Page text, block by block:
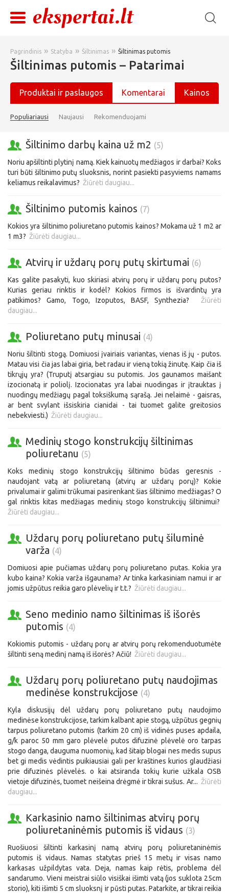
Pagrindinis » Statyba » Šiltinimas » Šiltinimas putomis
Šiltinimas putomis – Patarimai
Produktai ir paslaugos Komentarai Kainos
Populiariausi Naujausi Rekomenduojami
Šiltinimo darbų kaina už m2 (5)
Noriu apšiltinti plytinį namą. Kiek kainuotų medžiagos ir darbai? Koks
turi būti šiltinimo putų sluoksnis, norint pasiekti pasyviems namams
keliamus reikalavimus? Žiūrėti daugiau...
Šiltinimo putomis kainos (7)
Kokios yra šiltinimo poliuretano putomis kainos? Mokama už 1 m2 ar
1 m3? Žiūrėti daugiau...
Atvirų ir uždarų porų putų skirtumai (6)
Kas galite pasakyti, kuo skiriasi atvirų porų ir uždarų porų putos?
Kurias geriau rinktis ir kodėl? Kokios firmos is išvardintų yra
patikimos? Gamo, Togo, Izoputos, BASF, Synthezia? Žiūrėti
daugiau...
Poliuretano putų minusai (4)
Noriu šiltinti stogą. Domiuosi įvairiais variantas, vienas iš jų - putos.
Matau visi čia jas labai giria, bet radau ir vieną tokią žinutę. Kaip čia iš
tikrųjų yra? (Truputį atsargiau su putomis. Jos gaunamos maišant
izocionatą ir poliolį. Izocionatas yra labai nuodingas ir įtrauktas į
nuodingų medžiagų pagal toksiškumą sąrašą. Jei nelaimė - gaisras,
ar bent svylant išsiskiria cianidai - tai tuomet galite greitosios
nebekviesti.) Žiūrėti daugiau...
Medinių stogo konstrukcijų šiltinimas
poliuretanu (5)
Koks medinių stogo konstrukcijų šiltinimo būdas geresnis -
naudojant vatą ar poliuretaną (atvirų ar uždarų porų)? Kokie
privalumai ir galimi trūkumai pasirenkant šias šiltinimo medžiagas? O
gal rinktis kitas medžiagas medinių stogo konstrukcijų šiltinimui?
Žiūrėti daugiau...
Uždarų porų poliuretano putų šiluminė
varža (4)
Domiuosi apie pučiamas uždarų porų poliuretano putas. Kokia yra
kubo kaina? Kokia varža išgaunama? Ar tinka karkasiniam namui ir ar
jomis užpūtus reikia garo plėvelių ir t.t.? Žiūrėti daugiau...
Seno medinio namo šiltinimas iš išorės
putomis (4)
Kokiomis putomis - uždarų porų ar atvirų porų rekomenduotumėte
šiltinti seną medinį namą iš išorės? Ačiū! Žiūrėti daugiau...
Uždarų porų poliuretano putų naudojimas
medinėse konstrukcijose (4)
Kyla diskusijų dėl uždarų porų poliuretano putų naudojimo
medinėse konstrukcijose, tarkim kalbant apie stogą, užpūtus gegnių
tarpus poliuretano putomis (tarkim 20 cm) iš vidinės puses apdaila,
g/k paroc 50 mm garo plėvelė putos difuzinė plėvelė oro tarpas
stogo danga, dauguma nuomonių, kad šitaip blogai nes medis supus
bet gi medis vėdintis puikiausiai gali per kraštines kurios glaudžiasi
prie difuzinės plėvelės. o kai atsiranda tokių kurie užkala OSB
vietoje difuzinės, tuomet neišeina drėgmė ir tikrai sušus. Ar... Žiūrėti
daugiau...
Karkasinio namo šiltinimas atvirų porų
poliuretaninėmis putomis iš vidaus (3)
Ruošiuosi šiltinti karkasinį namą atvirų porų poliuretaninėmis
putomis iš vidaus. Namas statytas prieš 15 metų ir visas namo
karkasas užpildytas vata. Deja, namas kaip rėtis, problema dėl
sandarumo. Vieni meistrai siūlo visiškai išimti vatą (jos suklota 25cm
storio), kiti išimti 5 cm sluoksnį ir pūsti putas. Patarkite, ar tikrai reikia